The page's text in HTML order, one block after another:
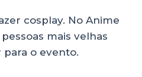
cosplay. No Anime
mais velhas
para o evento.